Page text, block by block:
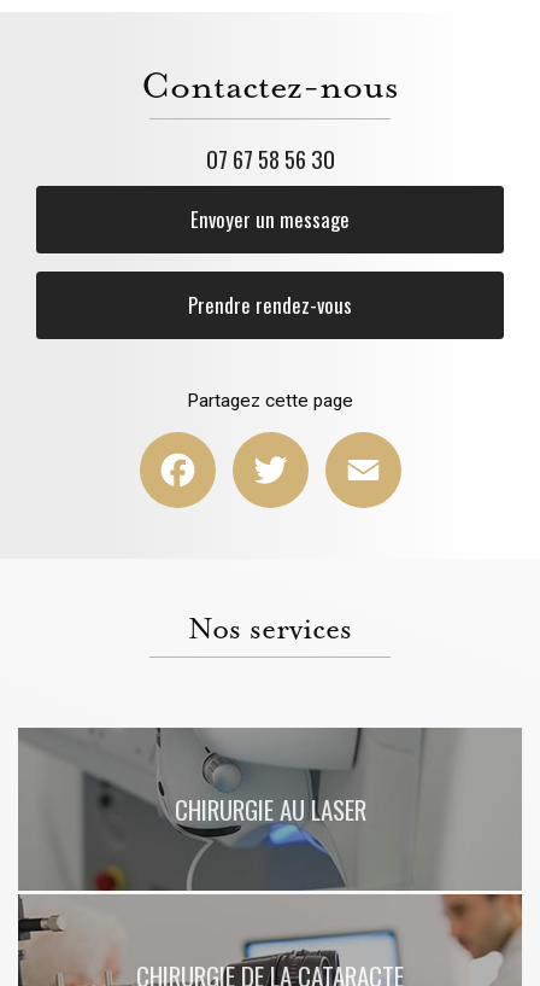
Contactez-nous
07 67 58 56 30
Envoyer un message
Prendre rendez-vous
Partagez cette page
Facebook Twitter
Nos services
CHIRURGIE AU LASER
CHIRURGIE DE LA CATARACTE